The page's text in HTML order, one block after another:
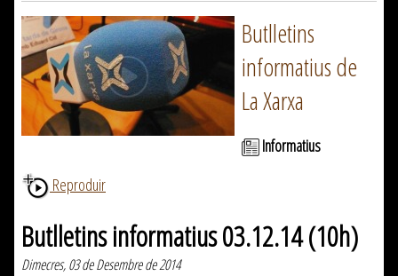
Butlletins
informatius de
La Xarxa
Informatius
Reproduir
Butlletins informatius 03.12.14 (10h)
Dimecres, 03 de Desembre de 2014